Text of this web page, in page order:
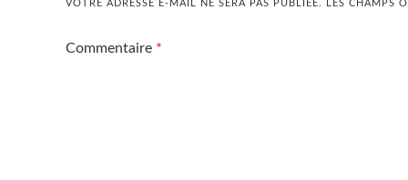
VOTRE ADRESSE E-MAIL NE SERA PAS PUBLIÉE. LES CHAMPS
Commentaire *